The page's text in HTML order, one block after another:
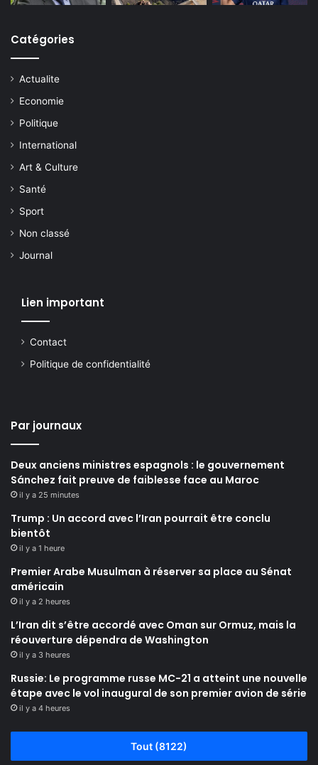
Catégories
Actualite
Economie
Politique
International
Art & Culture
Santé
Sport
Non classé
Journal
Lien important
Contact
Politique de confidentialité
Par journaux
Deux anciens ministres espagnols : le gouvernement
Sánchez fait preuve de faiblesse face au Maroc
il y a 25 minutes
Trump : Un accord avec l’Iran pourrait être conclu
bientôt
il y a 1 heure
Premier Arabe Musulman à réserver sa place au Sénat
américain
il y a 2 heures
L’Iran dit s’être accordé avec Oman sur Ormuz, mais la
réouverture dépendra de Washington
il y a 3 heures
Russie: Le programme russe MC-21 a atteint une nouvelle
étape avec le vol inaugural de son premier avion de série
il y a 4 heures
Tout (8122)